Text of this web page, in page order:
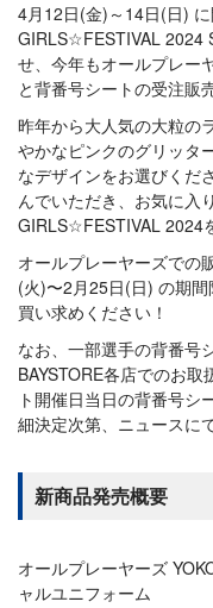
4月12日(金)～14日(日)
GIRLS☆FESTIVAL 2024
せ、今年もオールプレー
と背番号シートの受注販
昨年から大人気の大粒の
やかなピンクのグリッタ
なデザインをお選びくだ
んでいただき、お気に入
GIRLS☆FESTIVAL 2024
オールプレーヤーズでの
(火)〜2月25日(日) の期
買い求めください！
なお、一部選手の背番号
BAYSTORE各店でのお
ト開催日当日の背番号シ
細決定次第、ニュースに
新商品発売概要
オールプレーヤーズ
ャルユニフォーム